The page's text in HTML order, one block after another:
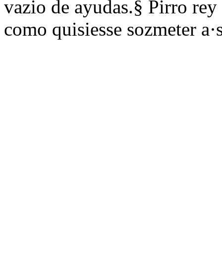
vazio de ayudas.§ Pirro
como quisiesse sozmeter